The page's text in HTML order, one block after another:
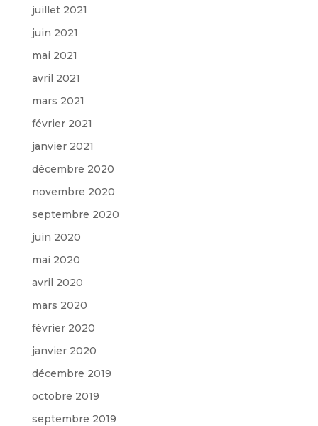
juillet 2021
juin 2021
mai 2021
avril 2021
mars 2021
février 2021
janvier 2021
décembre 2020
novembre 2020
septembre 2020
juin 2020
mai 2020
avril 2020
mars 2020
février 2020
janvier 2020
décembre 2019
octobre 2019
septembre 2019